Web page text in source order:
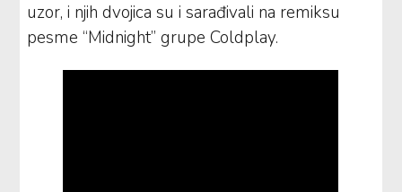
uzor, i njih dvojica su i sarađivali na remiksu
pesme “Midnight” grupe Coldplay.